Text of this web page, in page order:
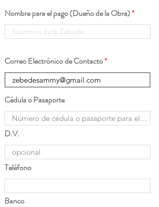
Nombre para el pago (Dueño de la Obra)
Correo Electrónico de Contacto
Cédula o Pasaporte
D.V.
Teléfono
Banco